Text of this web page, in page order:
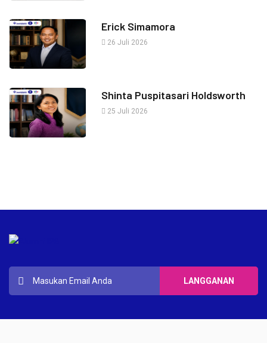
Erick Simamora
26 Juli 2026
Shinta Puspitasari Holdsworth
25 Juli 2026